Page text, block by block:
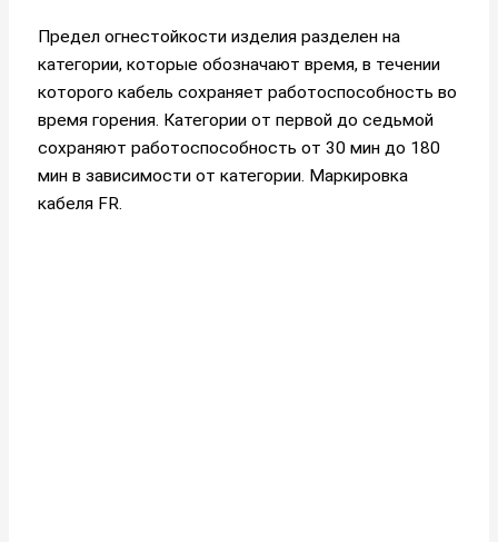
Предел огнестойкости изделия разделен на
категории, которые обозначают время, в течении
которого кабель сохраняет работоспособность во
время горения. Категории от первой до седьмой
сохраняют работоспособность от 30 мин до 180
мин в зависимости от категории. Маркировка
кабеля FR.